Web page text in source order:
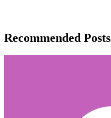
Recommended Posts